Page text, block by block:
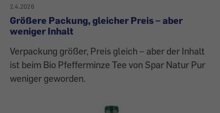
2.4.2026
Größere Packung, gleicher Preis – aber
weniger Inhalt
Verpackung größer, Preis gleich – aber der Inhalt
ist beim Bio Pfefferminze Tee von Spar Natur Pur
weniger geworden.